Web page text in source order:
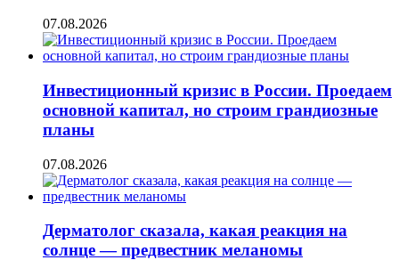
07.08.2026
Инвестиционный кризис в России. Проедаем
основной капитал, но строим грандиозные
планы
07.08.2026
Дерматолог сказала, какая реакция на
солнце — предвестник меланомы